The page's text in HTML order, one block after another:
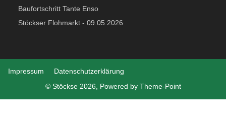
Baufortschritt Tante Enso
Stöckser Flohmarkt - 09.05.2026
Impressum
Datenschutzerklärung
© Stöckse 2026, Powered by Theme-Point